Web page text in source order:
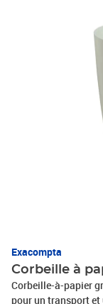
Exacompta
Corbeille à
Corbeille-à-papier
pour un transport